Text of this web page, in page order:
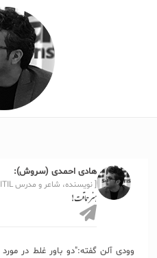
هادی احمدی (سروش):
[ نویسنده، شاعر و مدرس ITIL ]
هنر حماقت!
وودی آلن گفته:"دو باور غلط در